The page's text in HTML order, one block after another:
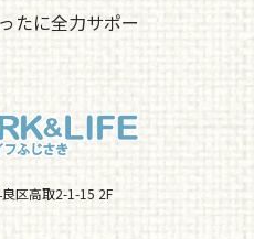
たに全力サポー
区高取2-1-15 2F